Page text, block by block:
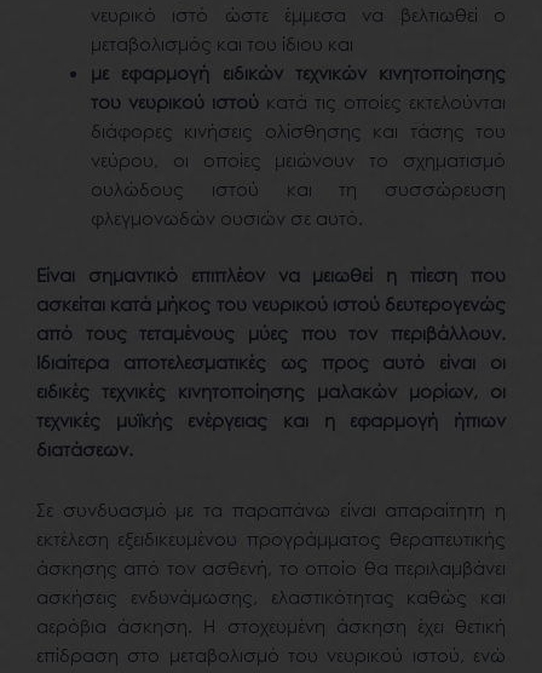
νευρικό ιστό ώστε έμμεσα να βελτιωθεί ο
μεταβολισμός και του ίδιου και
με εφαρμογή ειδικών τεχνικών κινητοποίησης
του νευρικού ιστού κατά τις οποίες εκτελούνται
διάφορες κινήσεις ολίσθησης και τάσης του
νεύρου, οι οποίες μειώνουν το σχηματισμό
ουλώδους ιστού και τη συσσώρευση
φλεγμονωδών ουσιών σε αυτό.
Είναι σημαντικό επιπλέον να μειωθεί η πίεση που
ασκείται κατά μήκος του νευρικού ιστού δευτερογενώς
από τους τεταμένους μύες που τον περιβάλλουν.
Ιδιαίτερα αποτελεσματικές ως προς αυτό είναι οι
ειδικές τεχνικές κινητοποίησης μαλακών μορίων, οι
τεχνικές μυϊκής ενέργειας και η εφαρμογή ήπιων
διατάσεων.
Σε συνδυασμό με τα παραπάνω είναι απαραίτητη η
εκτέλεση εξειδικευμένου προγράμματος θεραπευτικής
άσκησης από τον ασθενή, το οποίο θα περιλαμβάνει
ασκήσεις ενδυνάμωσης, ελαστικότητας καθώς και
αερόβια άσκηση. Η στοχευμένη άσκηση έχει θετική
επίδραση στο μεταβολισμό του νευρικού ιστού, ενώ